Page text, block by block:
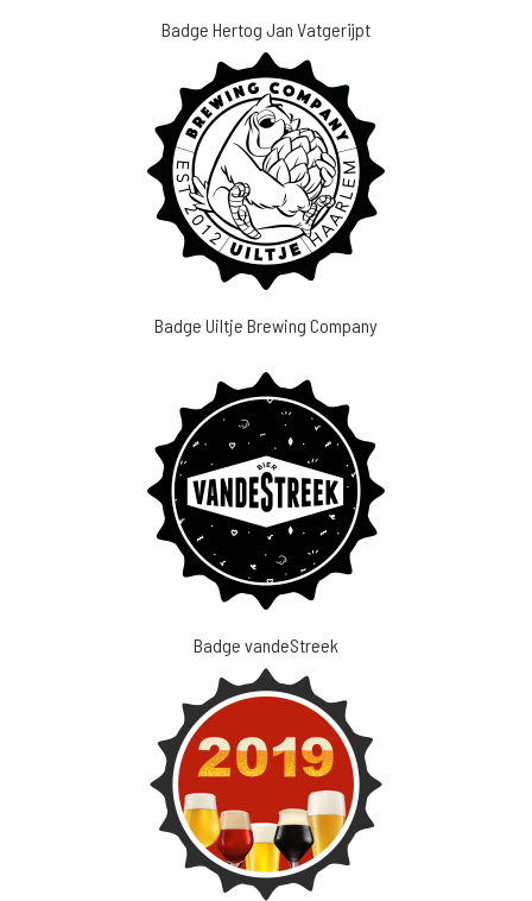
Badge Hertog Jan Vatgerijpt
Badge Uiltje Brewing Company
Badge vandeStreek